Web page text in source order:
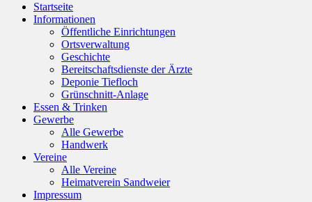
Startseite
Informationen
Öffentliche Einrichtungen
Ortsverwaltung
Geschichte
Bereitschaftsdienste der Ärzte
Deponie Tiefloch
Grünschnitt-Anlage
Essen & Trinken
Gewerbe
Alle Gewerbe
Handwerk
Vereine
Alle Vereine
Heimatverein Sandweier
Impressum